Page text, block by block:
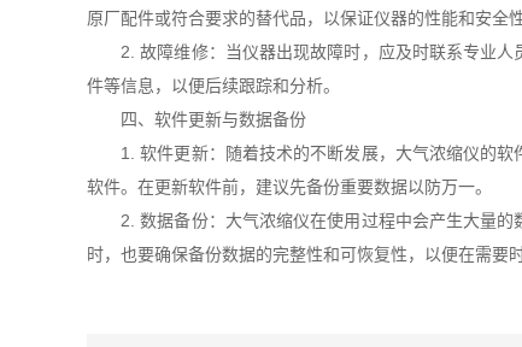
原厂配件或符合要求的替代品，以保证仪器的性能和安全性
2. 故障维修：当仪器出现故障时，应及时联系专业人
件等信息，以便后续跟踪和分析。
四、软件更新与数据备份
1. 软件更新：随着技术的不断发展，大气浓缩仪的软
软件。在更新软件前，建议先备份重要数据以防万一。
2. 数据备份：大气浓缩仪在使用过程中会产生大量的
时，也要确保备份数据的完整性和可恢复性，以便在需要